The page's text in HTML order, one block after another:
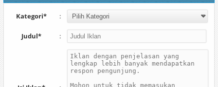
Kategori* :
Judul* :